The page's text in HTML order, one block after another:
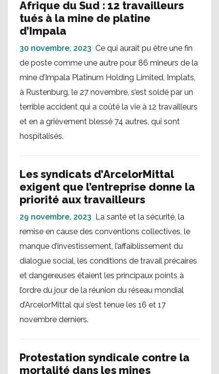
Afrique du Sud : 12 travailleurs
tués à la mine de platine
d’Impala
30 novembre, 2023 Ce qui aurait pu être une fin
de poste comme une autre pour 86 mineurs de la
mine d’Impala Platinum Holding Limited, Implats,
à Rustenburg, le 27 novembre, s’est soldé par un
terrible accident qui a coûté la vie à 12 travailleurs
et en a grièvement blessé 74 autres, qui sont
hospitalisés.
Les syndicats d’ArcelorMittal
exigent que l’entreprise donne la
priorité aux travailleurs
29 novembre, 2023 La santé et la sécurité, la
remise en cause des conventions collectives, le
manque d’investissement, l’affaiblissement du
dialogue social, les conditions de travail précaires
et dangereuses étaient les principaux points à
l’ordre du jour de la réunion du réseau mondial
d’ArcelorMittal qui s’est tenue les 16 et 17
novembre derniers.
Protestation syndicale contre la
mortalité dans les mines